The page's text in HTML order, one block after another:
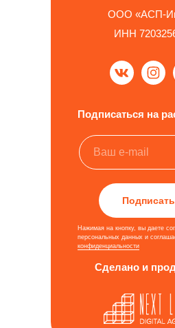
ООО «АСП-
ИНН
Подписаться на
Сделано и
Нажимая на кнопку, вы даете
персональных данных и
конфиденциальности